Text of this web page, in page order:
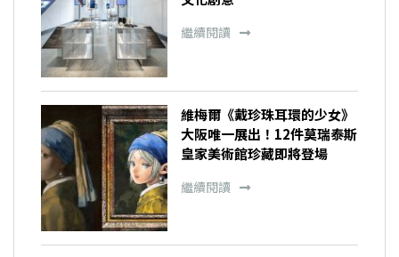
繼續閱讀
維梅爾《戴珍珠耳環的少女》
大阪唯一展出！12件莫瑞泰斯
皇家美術館珍藏即將登場
繼續閱讀